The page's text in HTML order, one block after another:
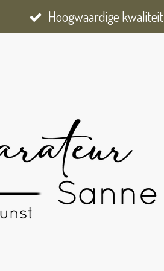
Hoogwaardige kwaliteit